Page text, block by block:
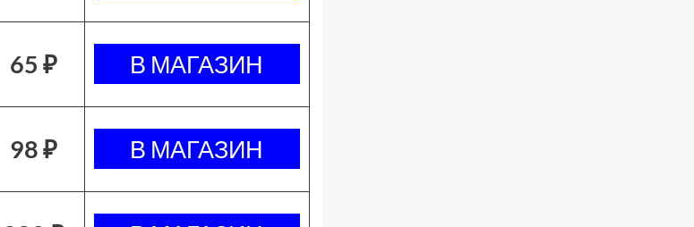
65 ₽
98 ₽